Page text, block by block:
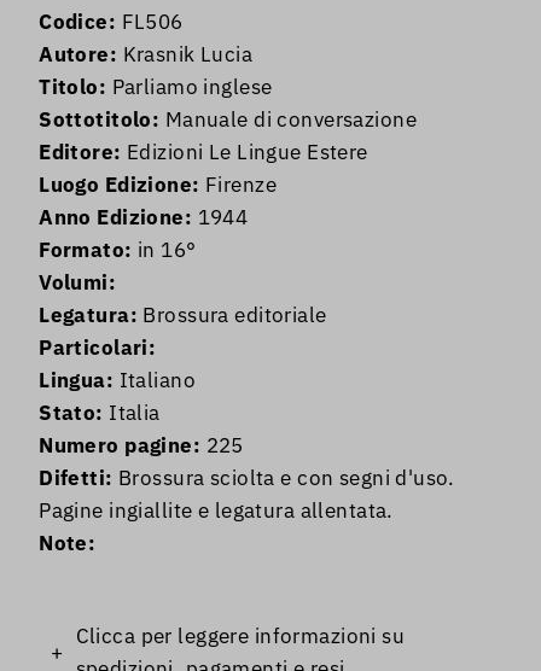
Codice: FL506
Autore: Krasnik Lucia
Titolo: Parliamo inglese
Sottotitolo: Manuale di conversazione
Editore: Edizioni Le Lingue Estere
Luogo Edizione: Firenze
Anno Edizione: 1944
Formato: in 16°
Volumi:
Legatura: Brossura editoriale
Particolari:
Lingua: Italiano
Stato: Italia
Numero pagine: 225
Difetti: Brossura sciolta e con segni d'uso.
Pagine ingiallite e legatura allentata.
Note:
+
Clicca per leggere informazioni su